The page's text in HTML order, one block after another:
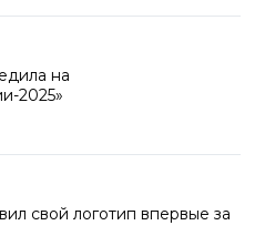
на
2025»
свой логотип впервые за